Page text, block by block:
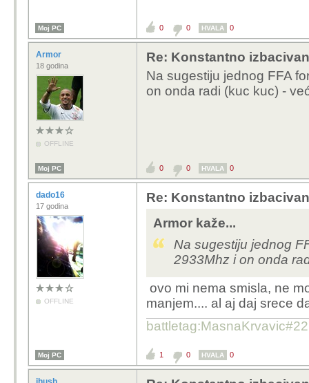
Moj PC 0 0 HVALA 0
Armor
18 godina
OFFLINE
Re: Konstantno
Na sugestiju jednog FFA
on onda radi (kuc kuc) -
Moj PC 0 0 HVALA 0
dado16
17 godina
OFFLINE
Re: Konstantno
Armor kaže...
Na sugestiju jednog
2933Mhz i on onda
ovo mi nema smisla, ne
manjem.... al aj daj srece
Moj PC 1 0 HVALA 0